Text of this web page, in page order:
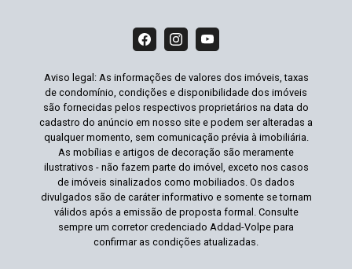
Aviso legal: As informações de valores dos imóveis, taxas
de condomínio, condições e disponibilidade dos imóveis
são fornecidas pelos respectivos proprietários na data do
cadastro do anúncio em nosso site e podem ser alteradas a
qualquer momento, sem comunicação prévia à imobiliária.
As mobílias e artigos de decoração são meramente
ilustrativos - não fazem parte do imóvel, exceto nos casos
de imóveis sinalizados como mobiliados. Os dados
divulgados são de caráter informativo e somente se tornam
válidos após a emissão de proposta formal. Consulte
sempre um corretor credenciado Addad-Volpe para
confirmar as condições atualizadas.